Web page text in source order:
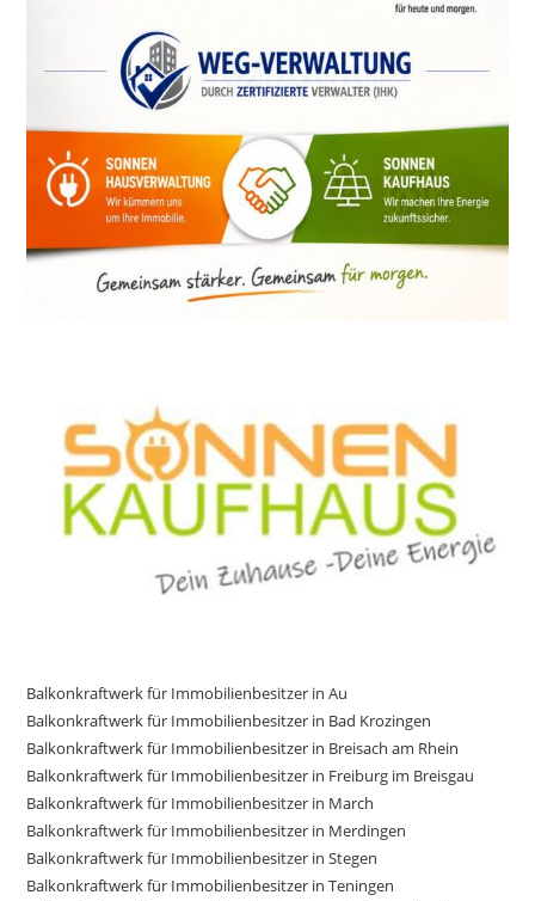
Balkonkraftwerk für Immobilienbesitzer in Au
Balkonkraftwerk für Immobilienbesitzer in Bad Krozingen
Balkonkraftwerk für Immobilienbesitzer in Breisach am Rhein
Balkonkraftwerk für Immobilienbesitzer in Freiburg im Breisgau
Balkonkraftwerk für Immobilienbesitzer in March
Balkonkraftwerk für Immobilienbesitzer in Merdingen
Balkonkraftwerk für Immobilienbesitzer in Stegen
Balkonkraftwerk für Immobilienbesitzer in Teningen